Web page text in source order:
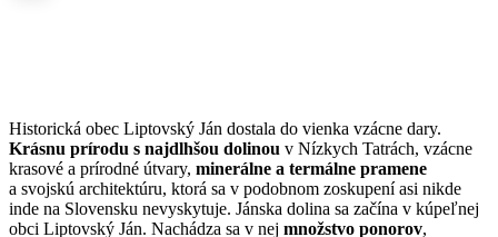
Historická obec Liptovský Ján dostala do vienka vzácne dary.
Krásnu prírodu s najdlhšou dolinou v Nízkych Tatrách, vzácne
krasové a prírodné útvary, minerálne a termálne pramene
a svojskú architektúru, ktorá sa v podobnom zoskupení asi nikde
inde na Slovensku nevyskytuje. Jánska dolina sa začína v kúpeľnej
obci Liptovský Ján. Nachádza sa v nej množstvo ponorov,